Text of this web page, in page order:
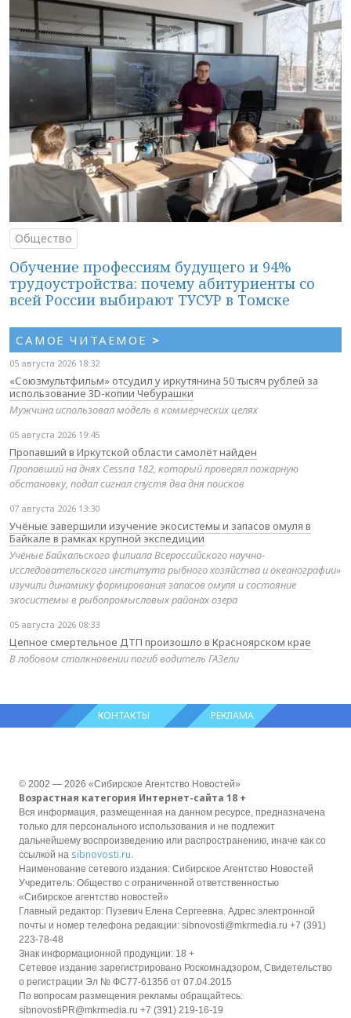
Общество
Обучение профессиям будущего и 94%
трудоустройства: почему абитуриенты со
всей России выбирают ТУСУР в Томске
САМОЕ ЧИТАЕМОЕ >
05 августа 2026 18:32
«Союзмультфильм» отсудил у иркутянина 50 тысяч рублей за
использование 3D-копии Чебурашки
Мужчина использовал модель в коммерческих целях
05 августа 2026 19:45
Пропавший в Иркутской области самолёт найден
Пропавший на днях Cessna 182, который проверял пожарную
обстановку, подал сигнал спустя два дня поисков
07 августа 2026 13:30
Учёные завершили изучение экосистемы и запасов омуля в
Байкале в рамках крупной экспедиции
Учёные Байкальского филиала Всероссийского научно-
исследовательского института рыбного хозяйства и океанографии»
изучили динамику формирования запасов омуля и состояние
экосистемы в рыбопромысловых районах озера
05 августа 2026 08:33
Цепное смертельное ДТП произошло в Красноярском крае
В лобовом столкновении погиб водитель ГАЗели
КОНТАКТЫ РЕКЛАМА
© 2002 — 2026 «Сибирское Агентство Новостей»
Возрастная категория Интернет-сайта 18 +
Вся информация, размещенная на данном ресурсе, предназначена
только для персонального использования и не подлежит
дальнейшему воспроизведению или распространению, иначе как со
ссылкой на sibnovosti.ru.
Наименование сетевого издания: Сибирское Агентство Новостей
Учредитель: Общество с ограниченной ответственностью
«Сибирское агентство новостей»
Главный редактор: Пузевич Елена Сергеевна. Адрес электронной
почты и номер телефона редакции: sibnovosti@mkrmedia.ru +7 (391)
223-78-48
Знак информационной продукции: 18 +
Сетевое издание зарегистрировано Роскомнадзором, Свидетельство
о регистрации Эл № ФС77-61356 от 07.04.2015
По вопросам размещения рекламы обращайтесь:
sibnovostiPR@mkrmedia.ru +7 (391) 219-16-19